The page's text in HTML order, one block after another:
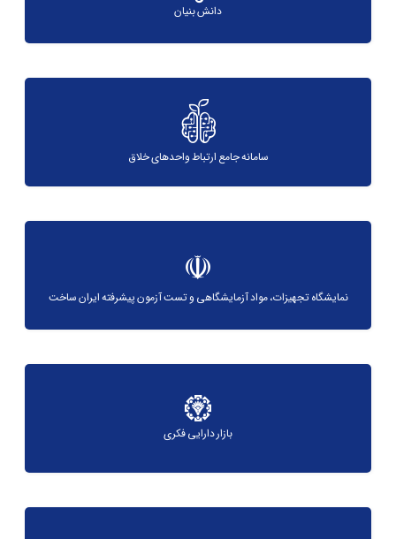
دانش بنیان
سامانه جامع ارتباط واحدهای خلاق
نمایشگاه تجهیزات، مواد آزمایشگاهی و تست آزمون پیشرفته ایران ساخت
بازار دارایی فکری